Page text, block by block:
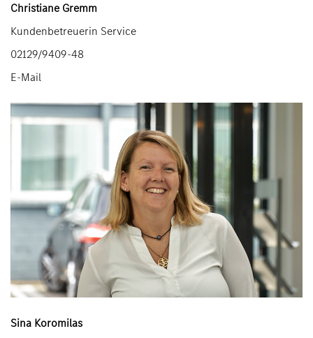
Christiane Gremm
Kundenbetreuerin Service
02129/9409-48
E-Mail
Sina Koromilas